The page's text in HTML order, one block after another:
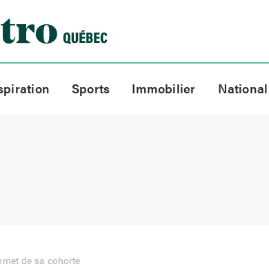
Sports Immobilier National
de sa cohorte